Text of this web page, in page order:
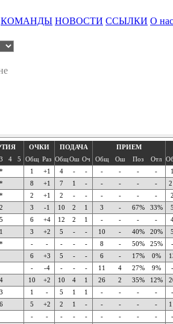
КОМАНДЫ НОВОСТИ ССЫЛКИ О нас
ОЧКИ ПОДАЧА ПРИЕМ
3 4 5 Общ Раз ОбщОш Оч Общ Ош Поз Отл
* 1 +1 4 - - - - - - 1
* 8 +1 7 1 - - - - -
* 2 +1 2 - - - - - - 2
2 3 -1 10 2 1 3 - 67% 33% 5
5 6 +4 12 2 1 - - - -
1 3 +2 5 - - 10 - 40% 20% 5
* - - - - - 8 - 50% 25% -
6 +3 5 - - 6 - 17% 0%
- -4 - - - 11 4 27% 9% -
4 10 +2 10 4 1 26 2 35% 12%
3 1 - 5 1 1 - - - - -
6 5 +2 2 1 - - - - -
- - - - - - - - - -